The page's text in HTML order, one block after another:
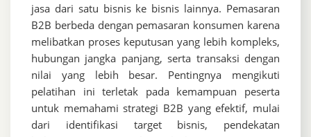
jasa dari satu bisnis ke bisnis lainnya. Pemasaran
B2B berbeda dengan pemasaran konsumen karena
melibatkan proses keputusan yang lebih kompleks,
hubungan jangka panjang, serta transaksi dengan
nilai yang lebih besar. Pentingnya mengikuti
pelatihan ini terletak pada kemampuan peserta
untuk memahami strategi B2B yang efektif, mulai
dari identifikasi target bisnis, pendekatan